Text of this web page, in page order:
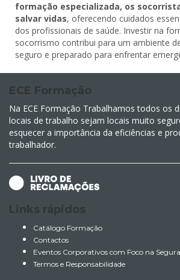
formação especializada, os
salvar vidas, oferecendo cuidados
dos profissionais de saúde. Investir na
socorrismo contribui para um ambiente
seguro e preparado para enfrentar
ECE Formação
Na ECE Formação Trabalhamos todos os
locais de trabalho sejam locais muito
esquecer a importância da eficiências e
trabalhador.
Links rápidos
Catálogo Formação
Contactos
Eventos Corporativos com Foco na
Termos e Responsabilidade